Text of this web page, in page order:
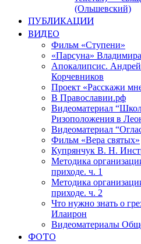
(Ольшевский)
ПУБЛИКАЦИИ
ВИДЕО
Фильм «Ступени»
«Парсуна»
Апокалипсис.
Корчевников
Проект «Расскажи
В Православии.рф
Видеоматериал
Ризоположения в
Видеоматериал
Фильм «Вера святых»
Купрянчук В. Н.
Методика
приходе. ч. 1
Методика
приходе. ч. 2
Что нужно знать о
Илаирон
Видеоматериалы
ФОТО